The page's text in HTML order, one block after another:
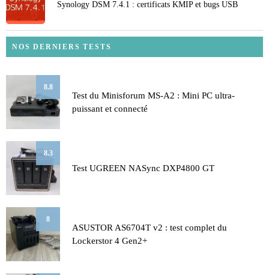
Synology DSM 7.4.1 : certificats KMIP et bugs USB
NOS DERNIERS TESTS
8.8
Test du Minisforum MS-A2 : Mini PC ultra-
puissant et connecté
8.3
Test UGREEN NASync DXP4800 GT
8
ASUSTOR AS6704T v2 : test complet du
Lockerstor 4 Gen2+